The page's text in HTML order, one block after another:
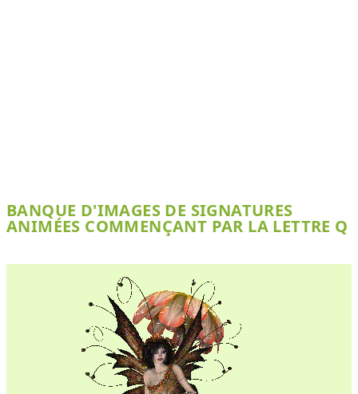
BANQUE D'IMAGES DE SIGNATURES
ANIMÉES COMMENÇANT PAR LA LETTRE Q